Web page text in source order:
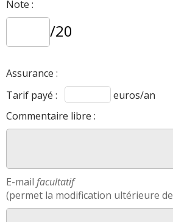
Note :
/20
Assurance :
Tarif payé :
euros/an
Commentaire libre :
E-mail facultatif
(permet la modification ultérieure